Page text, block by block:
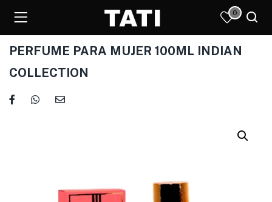
0
PERFUME PARA MUJER 100ML INDIAN
COLLECTION